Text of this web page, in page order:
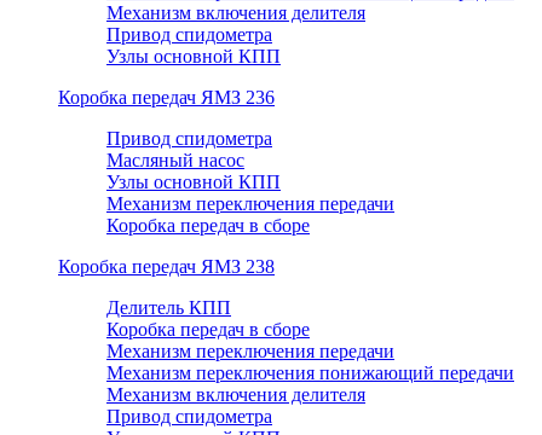
Механизм включения делителя
Привод спидометра
Узлы основной КПП
Коробка передач ЯМЗ 236
Привод спидометра
Масляный насос
Узлы основной КПП
Механизм переключения передачи
Коробка передач в сборе
Коробка передач ЯМЗ 238
Делитель КПП
Коробка передач в сборе
Механизм переключения передачи
Механизм переключения понижающий передачи
Механизм включения делителя
Привод спидометра